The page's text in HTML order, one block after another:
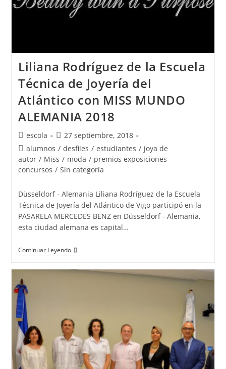
Liliana Rodríguez de la Escuela
Técnica de Joyería del
Atlántico con MISS MUNDO
ALEMANIA 2018
Autor
de
la
entrada:
escola
Publicación
de
la
entrada:
27 septiembre, 2018
Categoría
de
la
alumnos / desfiles / estudiantes / joya de
autor / Miss / moda / premios exposiciones
concursos / Sin categoría
Düsseldorf - Alemania Liliana Rodríguez de la Escuela
Técnica de Joyería del Atlántico de Vigo participó en la
PASARELA MERCEDES BENZ en Düsseldorf - Alemania,
esta ciudad alemana es capital…
Continuar LeyendoLiliana
Rodríguez
La
Atlántico
Con
MISS
MUNDO
ALEMANIA
2018